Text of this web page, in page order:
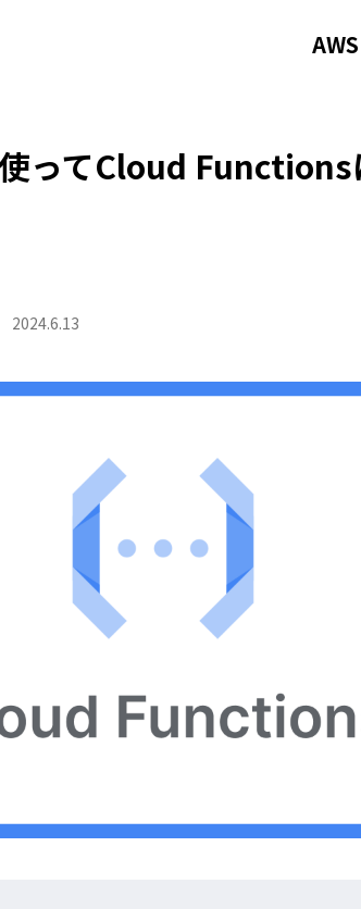
AWS
ってCloud Functions
2024.6.13